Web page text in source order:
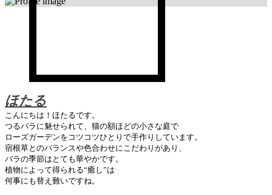
ほたる
こんにちは！ほたるです。
つるバラに魅せられて、猫の額ほどの小さな庭で
ローズガーデンをコツコツひとりで手作りしています。
宿根草とのバランスや色合わせにこだわりがあり、
バラの季節はとても華やかです。
植物によって得られる“癒し”は
何事にも替え難いですね。